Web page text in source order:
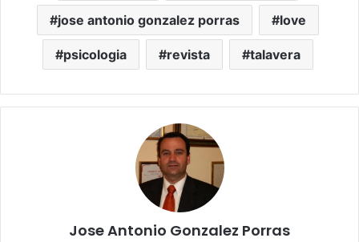
jose antonio gonzalez porras love
psicologia revista talavera
Jose Antonio Gonzalez Porras